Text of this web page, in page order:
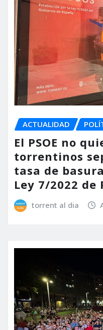
ACTUALIDAD
El PSOE no
torrentinos
tasa de
Ley 7/2022 de
torrent al dia